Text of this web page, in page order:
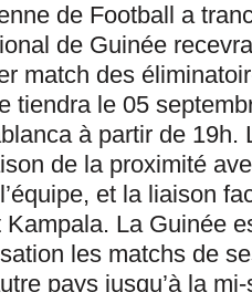
de Football a
de Guinée
match des
tiendra le 05
à partir de 19h.
de la proximité
et la liaison
La Guinée
les matchs de
pays jusqu’à la